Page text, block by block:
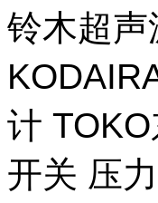
铃木超
计
开关 压